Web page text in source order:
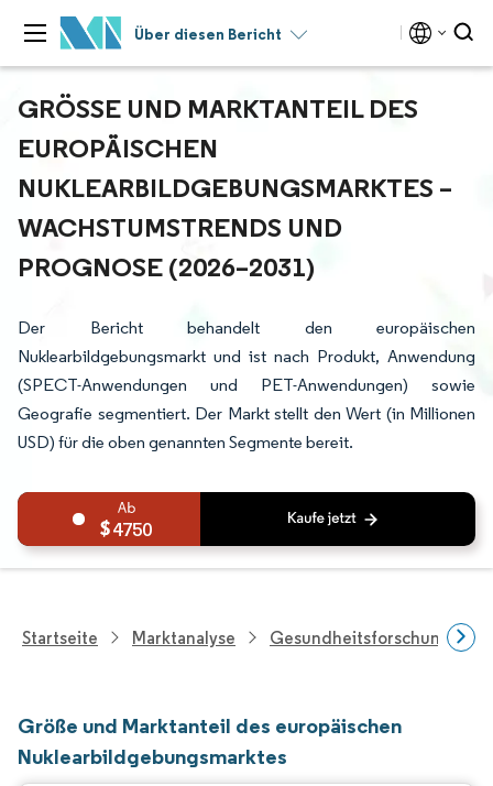
Über diesen Bericht
GRÖSSE UND MARKTANTEIL DES E
UROPÄISCHEN N
UKLEARBILDGEBUNGSMARKTES – W
ACHSTUMSTRENDS UND P
ROGNOSE (2026–2031)
Der Bericht behandelt den europäischen
Nuklearbildgebungsmarkt und ist nach Produkt, Anwendung
(SPECT-Anwendungen und PET-Anwendungen) sowie
Geografie segmentiert. Der Markt stellt den Wert (in Millionen
USD) für die oben genannten Segmente bereit.
4750
Startseite Marktanalyse Gesundheitsforschung
Größe und Marktanteil des europäischen
Nuklearbildgebungsmarktes